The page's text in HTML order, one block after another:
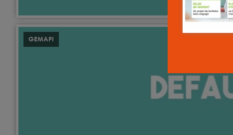
GEMAPI